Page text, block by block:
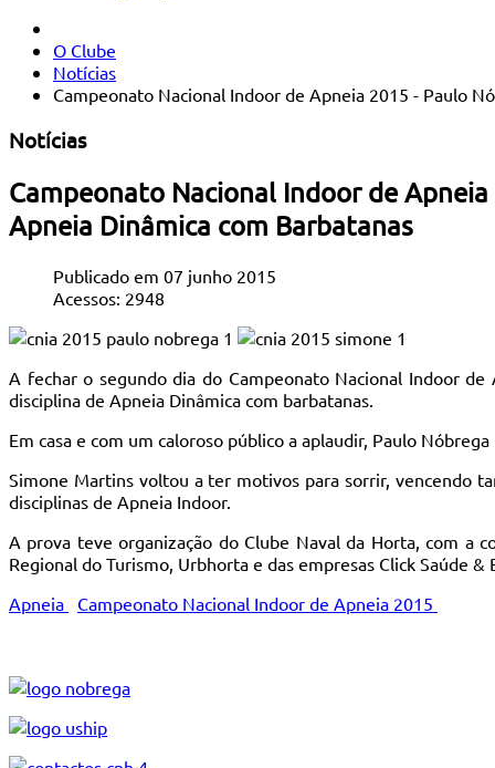
O Clube
Notícias
Campeonato Nacional Indoor de Apneia 2015 - Paulo
Notícias
Campeonato Nacional Indoor de
Apneia Dinâmica com Barbatanas
Publicado em 07 junho 2015
Acessos: 2948
A fechar o segundo dia do Campeonato Nacional Indoor
disciplina de Apneia Dinâmica com barbatanas.
Em casa e com um caloroso público a aplaudir, Paulo
Simone Martins voltou a ter motivos para sorrir, vencendo
disciplinas de Apneia Indoor.
A prova teve organização do Clube Naval da Horta, com a
Regional do Turismo, Urbhorta e das empresas Click Saúde &
Apneia
Campeonato Nacional Indoor de Apneia 2015